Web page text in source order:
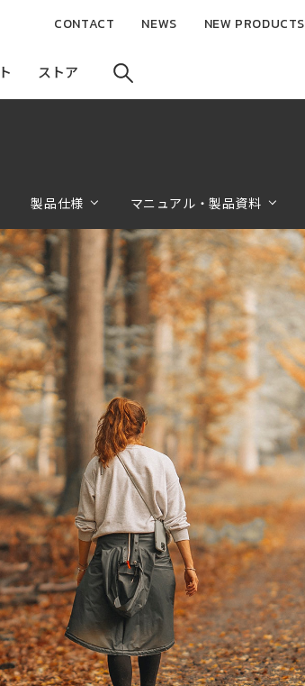
ストア
ストア
CONTACT NEWS NEW PRODUCTS
製品仕様 マニュアル・製品資料